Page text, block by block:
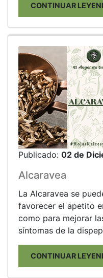
CONTINUAR
Publicado: 02 de
Alcaravea
La Alcaravea se
favorecer el apetito
como para mejorar
síntomas de la
CONTINUAR